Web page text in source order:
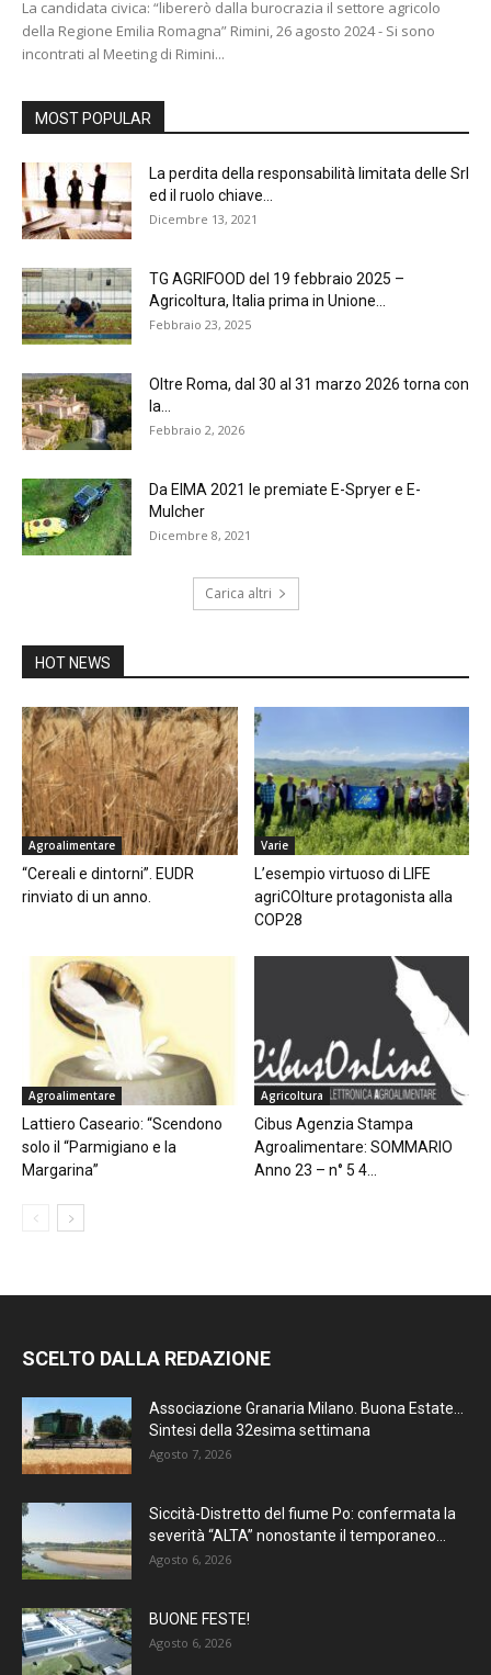
La candidata civica: “libererò dalla burocrazia il settore agricolo
della Regione Emilia Romagna” Rimini, 26 agosto 2024 - Si sono
incontrati al Meeting di Rimini...
MOST POPULAR
La perdita della responsabilità limitata delle Srl
ed il ruolo chiave...
Dicembre 13, 2021
TG AGRIFOOD del 19 febbraio 2025 –
Agricoltura, Italia prima in Unione...
Febbraio 23, 2025
Oltre Roma, dal 30 al 31 marzo 2026 torna con
la...
Febbraio 2, 2026
Da EIMA 2021 le premiate E-Spryer e E-
Mulcher
Dicembre 8, 2021
Carica altri
HOT NEWS
Agroalimentare
“Cereali e dintorni”. EUDR
rinviato di un anno.
Varie
L’esempio virtuoso di LIFE
agriCOlture protagonista alla
COP28
Agroalimentare
Lattiero Caseario: “Scendono
solo il “Parmigiano e la
Margarina”
Agricoltura
Cibus Agenzia Stampa
Agroalimentare: SOMMARIO
Anno 23 – n° 5 4...
SCELTO DALLA REDAZIONE
Associazione Granaria Milano. Buona Estate…
Sintesi della 32esima settimana
Agosto 7, 2026
Siccità-Distretto del fiume Po: confermata la
severità “ALTA” nonostante il temporaneo...
Agosto 6, 2026
BUONE FESTE!
Agosto 6, 2026